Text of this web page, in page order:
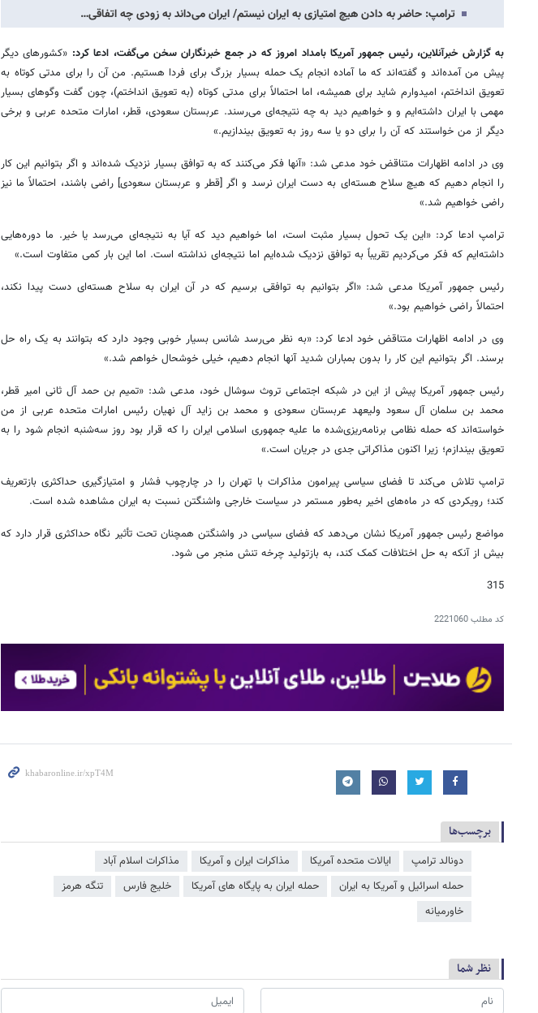
ترامپ:‌ حاضر به دادن هیچ امتیازی به ایران نیستم/ ایران می‌داند به زودی چه اتفاقی…
به گزارش خبرآنلاین، رئیس جمهور آمریکا بامداد امروز که در جمع خبرنگاران سخن می‌گفت، ادعا کرد: «کشورهای دیگر
پیش من آمده‌اند و گفته‌اند که ما آماده انجام یک حمله بسیار بزرگ برای فردا هستیم. من آن را برای مدتی کوتاه به
تعویق انداختم، امیدوارم شاید برای همیشه، اما احتمالاً برای مدتی کوتاه (به تعویق انداختم)، چون گفت‌ وگوهای بسیار
مهمی با ایران داشته‌ایم و و خواهیم دید به چه نتیجه‌ای می‌رسند. عربستان سعودی، قطر، امارات متحده عربی و برخی
دیگر از من خواستند که آن را برای دو یا سه روز به تعویق بیندازیم.»
وی در ادامه اظهارات متناقض خود مدعی شد: «آنها فکر می‌کنند که به توافق بسیار نزدیک شده‌اند و اگر بتوانیم این کار
را انجام دهیم که هیچ سلاح هسته‌ای به دست ایران نرسد و اگر [قطر و عربستان سعودی] راضی باشند، احتمالاً ما نیز
راضی خواهیم شد.»
ترامپ ادعا کرد: «این یک تحول بسیار مثبت است، اما خواهیم دید که آیا به نتیجه‌ای می‌رسد یا خیر. ما دوره‌هایی
داشته‌ایم که فکر می‌کردیم تقریباً به توافق نزدیک شده‌ایم اما نتیجه‌ای نداشته است. اما این بار کمی متفاوت است.»
رئیس جمهور آمریکا مدعی شد: «اگر بتوانیم به توافقی برسیم که در آن ایران به سلاح هسته‌ای دست پیدا نکند،
احتمالاً راضی خواهیم بود.»
وی در ادامه اظهارات متناقض خود ادعا کرد: «به نظر می‌رسد شانس بسیار خوبی وجود دارد که بتوانند به یک راه‌ حل
برسند. اگر بتوانیم این کار را بدون بمباران شدید آنها انجام دهیم، خیلی خوشحال خواهم شد.»
رئیس جمهور آمریکا پیش از این در شبکه اجتماعی تروث سوشال خود، مدعی شد: «تمیم بن حمد آل ثانی امیر قطر،
محمد بن سلمان آل سعود ولیعهد عربستان سعودی و محمد بن زاید آل نهیان رئیس امارات متحده عربی از من
خواسته‌اند که حمله نظامی برنامه‌ریزی‌شده ما علیه جمهوری اسلامی ایران را که قرار بود روز سه‌شنبه انجام شود را به
تعویق بیندازم؛ زیرا اکنون مذاکراتی جدی در جریان است.»
ترامپ تلاش می‌کند تا فضای سیاسی پیرامون مذاکرات با تهران را در چارچوب فشار و امتیازگیری حداکثری بازتعریف
کند؛ رویکردی که در ماه‌های اخیر به‌طور مستمر در سیاست خارجی واشنگتن نسبت به ایران مشاهده شده است.
مواضع رئیس جمهور آمریکا نشان می‌دهد که فضای سیاسی در واشنگتن همچنان تحت تأثیر نگاه حداکثری قرار دارد که
بیش از آنکه به حل اختلافات کمک کند، به بازتولید چرخه تنش منجر می شود.
315
کد مطلب2221060
برچسب‌ها
دونالد ترامپ ایالات متحده آمریکا مذاکرات ایران و آمریکا
مذاکرات اسلام آباد
حمله اسرائیل و آمریکا به ایران
حمله ایران به پایگاه های آمریکا خلیج فارس
تنگه هرمز
خاورمیانه
نظر شما